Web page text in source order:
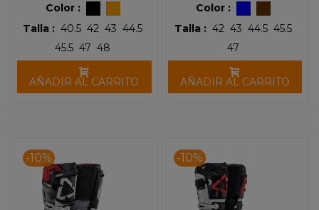
Color :
Talla : 40.5 42 43 44.5
45.5 47 48
AÑADIR AL CARRITO
Color :
Talla : 42 43 44.5 45.5
47
AÑADIR AL CARRITO
-10% -10%